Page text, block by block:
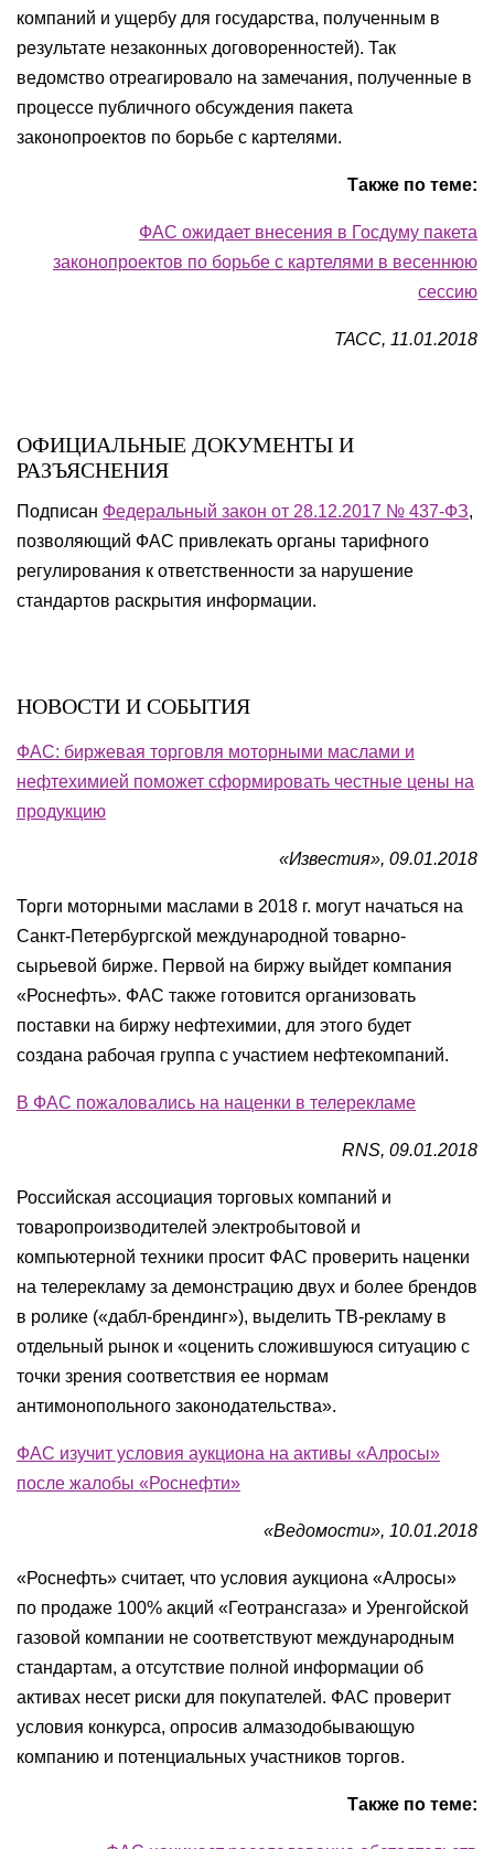
компаний и ущербу для государства, полученным в
результате незаконных договоренностей). Так
ведомство отреагировало на замечания, полученные в
процессе публичного обсуждения пакета
законопроектов по борьбе с картелями.
Также по теме:
ФАС ожидает внесения в Госдуму пакета
законопроектов по борьбе с картелями в весеннюю
сессию
ТАСС, 11.01.2018
ОФИЦИАЛЬНЫЕ ДОКУМЕНТЫ И
РАЗЪЯСНЕНИЯ
Подписан Федеральный закон от 28.12.2017 № 437-ФЗ,
позволяющий ФАС привлекать органы тарифного
регулирования к ответственности за нарушение
стандартов раскрытия информации.
НОВОСТИ И СОБЫТИЯ
ФАС: биржевая торговля моторными маслами и
нефтехимией поможет сформировать честные цены на
продукцию
«Известия», 09.01.2018
Торги моторными маслами в 2018 г. могут начаться на
Санкт-Петербургской международной товарно-
сырьевой бирже. Первой на биржу выйдет компания
«Роснефть». ФАС также готовится организовать
поставки на биржу нефтехимии, для этого будет
создана рабочая группа с участием нефтекомпаний.
В ФАС пожаловались на наценки в телерекламе
RNS, 09.01.2018
Российская ассоциация торговых компаний и
товаропроизводителей электробытовой и
компьютерной техники просит ФАС проверить наценки
на телерекламу за демонстрацию двух и более брендов
в ролике («дабл-брендинг»), выделить ТВ-рекламу в
отдельный рынок и «оценить сложившуюся ситуацию с
точки зрения соответствия ее нормам
антимонопольного законодательства».
ФАС изучит условия аукциона на активы «Алросы»
после жалобы «Роснефти»
«Ведомости», 10.01.2018
«Роснефть» считает, что условия аукциона «Алросы»
по продаже 100% акций «Геотрансгаза» и Уренгойской
газовой компании не соответствуют международным
стандартам, а отсутствие полной информации об
активах несет риски для покупателей. ФАС проверит
условия конкурса, опросив алмазодобывающую
компанию и потенциальных участников торгов.
Также по теме: